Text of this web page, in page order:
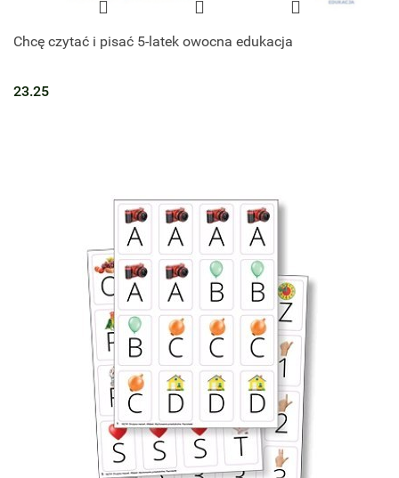
Chcę czytać i pisać 5-latek owocna edukacja
23.25